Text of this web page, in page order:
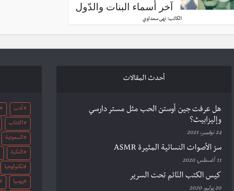
آخر أسماء البنات والدّول
الكاتب: نهى سعداوي
أدب
اكتئاب
السعودية
النكبة
تكنولوجيا
روسيا
أحدث المقالات
هل عرفت جين أوستن الحب مثل مستر دارسي
وإليزابيث؟
24 نوفمبر، 2021
سرّ الأصوات النسائية المثيرة ASMR
11 أغسطس، 2020
كيس الكتب النّائم تحت السرير
20 يوليو، 2020